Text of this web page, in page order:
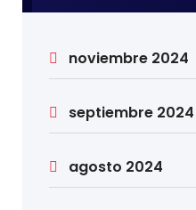
noviembre 2024
septiembre 2024
agosto 2024